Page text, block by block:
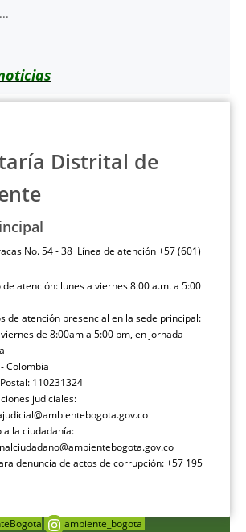
Distrital de
No. 54 - 38 Línea de atención +57 (601)
atención: lunes a viernes 8:00 a.m. a 5:00
de atención presencial en la sede principal:
de 8:00am a 5:00 pm, en jornada
Colombia
110231324
judiciales:
a la ciudadanía:
denuncia de actos de corrupción: +57 195
ambiente_bogota